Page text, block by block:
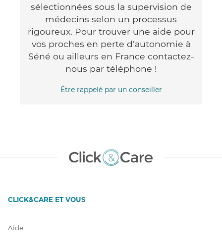
sélectionnées sous la supervision de
médecins selon un processus
rigoureux. Pour trouver une aide pour
vos proches en perte d'autonomie à
Séné ou ailleurs en France contactez-
nous par téléphone !
Être rappelé par un conseiller
CLICK&CARE ET VOUS
Aide